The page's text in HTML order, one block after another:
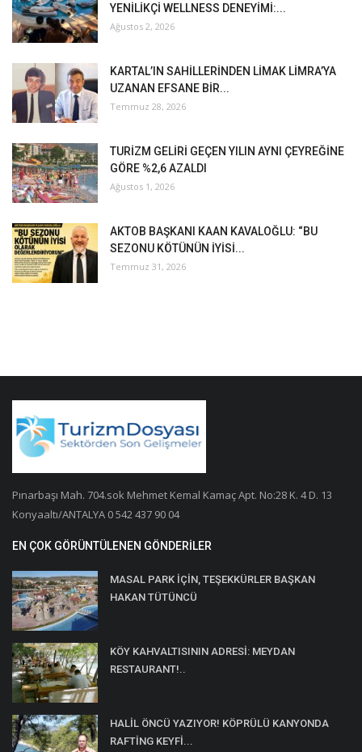
YENİLİKÇİ WELLNESS DENEYİMİ:...
Ağustos 2, 2026
KARTAL’IN SAHİLLERİNDEN LİMAK LİMRA’YA
UZANAN EFSANE BİR...
Temmuz 28, 2026
TURİZM GELİRİ GEÇEN YILIN AYNI ÇEYREĞİNE
GÖRE %2,6 AZALDI
Ağustos 1, 2026
AKTOB BAŞKANI KAAN KAVALOĞLU: “BU
SEZONU KÖTÜNÜN İYİSİ...
Temmuz 31, 2026
Pınarbaşı Mah. 704.sok Mehmet Kemal Kamaç Apt. No:28 K. 4 D. 13
Konyaaltı/ANTALYA 0 542 437 90 04
EN ÇOK GÖRÜNTÜLENEN GÖNDERILER
MASAL PARK İÇİN, TEŞEKKÜRLER BAŞKAN
HAKAN TÜTÜNCÜ
KÖY KAHVALTISININ ADRESİ: MEYDAN
RESTAURANT!..
HALİL ÖNCÜ YAZIYOR! KÖPRÜLÜ KANYONDA
RAFTİNG KEYFİ...